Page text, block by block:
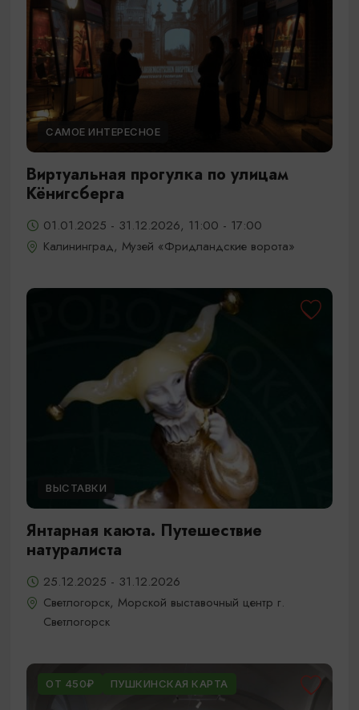
САМОЕ ИНТЕРЕСНОЕ
Виртуальная прогулка по улицам
Кёнигсберга
01.01.2025 - 31.12.2026, 11:00 - 17:00
Калининград, Музей «Фридландские ворота»
ВЫСТАВКИ
Янтарная каюта. Путешествие
натуралиста
25.12.2025 - 31.12.2026
Светлогорск, Морской выставочный центр г.
Светлогорск
ОТ 450₽ ПУШКИНСКАЯ КАРТА